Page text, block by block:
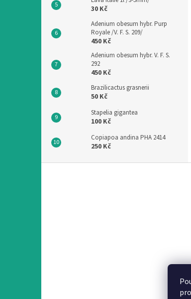
30 Kč
Adenium obesum hybr. Purp
Royale /V. F. S. 209/
450 Kč
Adenium obesum hybr. V. F. S.
292
450 Kč
Brazilicactus grasnerii
50 Kč
Stapelia gigantea
100 Kč
Copiapoa andina PHA 2414
250 Kč